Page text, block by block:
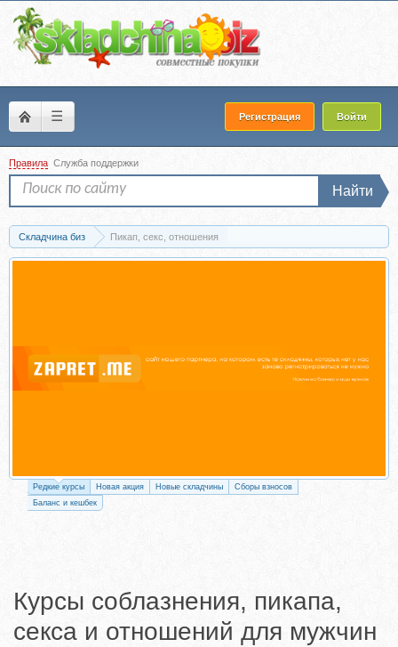
☰ Регистрация Войти
Правила Служба поддержки
Найти
Складчина биз Пикап, секс, отношения
Редкие курсы Новая акция Новые складчины
Сборы взносов
Баланс и кешбек
Курсы соблазнения, пикапа,
секса и отношений для мужчин